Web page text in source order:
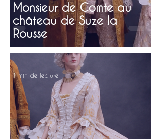
Monsieur de Comte au
château de Suze la
Rousse
1 min de lecture